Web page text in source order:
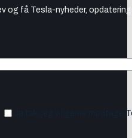
og få Tesla-nyheder,
Ja tak, jeg vil gerne modtage